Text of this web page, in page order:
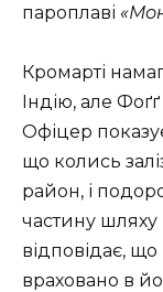
пароплаві
Кромарті
Індію, але
Офіцер
що колись
район, і
частину шляху
відповідає,
враховано в